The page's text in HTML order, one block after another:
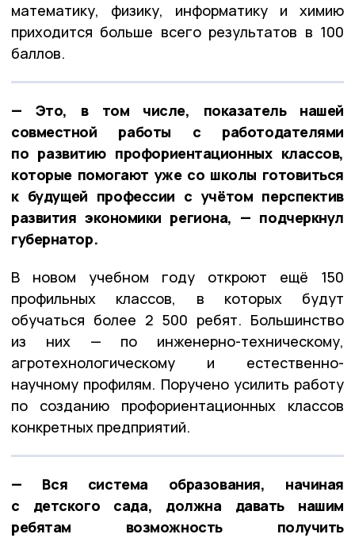
математику, физику, информатику и химию
приходится больше всего результатов в 100
баллов.
— Это, в том числе, показатель нашей
совместной работы с работодателями
по развитию профориентационных классов,
которые помогают уже со школы готовиться
к будущей профессии с учётом перспектив
развития экономики региона, — подчеркнул
губернатор.
В новом учебном году откроют ещё 150
профильных классов, в которых будут
обучаться более 2 500 ребят. Большинство
из них — по инженерно-техническому,
агротехнологическому и естественно-
научному профилям. Поручено усилить работу
по созданию профориентационных классов
конкретных предприятий.
— Вся система образования, начиная
с детского сада, должна давать нашим
ребятам возможность получить